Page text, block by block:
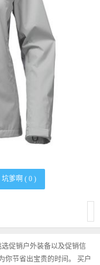
坑爹啊 ( 0)
促销户外装备以及促销信
你节省出宝贵的时间。 买户